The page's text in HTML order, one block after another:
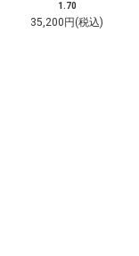
1.70
35,200円(税込)